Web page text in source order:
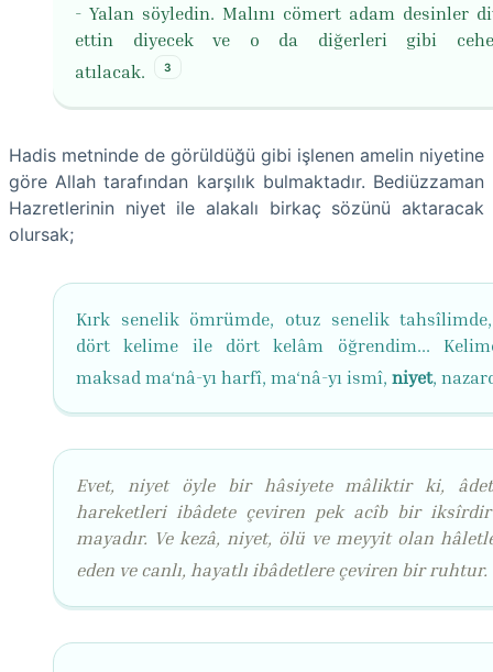
- Yalan söyledin. Malını cömert adam desinler
ettin diyecek ve o da diğerleri gibi
atılacak.
3
Hadis metninde de görüldüğü gibi işlenen amelin niyetine
göre Allah tarafından karşılık bulmaktadır. Bediüzzaman
Hazretlerinin niyet ile alakalı birkaç sözünü aktaracak
olursak;
Kırk senelik ömrümde, otuz senelik
dört kelime ile dört kelâm öğrendim...
maksad ma‘nâ-yı harfî, ma‘nâ-yı ismî, niyet,
Evet, niyet öyle bir hâsiyete mâliktir ki,
hareketleri ibâdete çeviren pek acîb bir
mayadır. Ve kezâ, niyet, ölü ve meyyit olan
eden ve canlı, hayatlı ibâdetlere çeviren bir ruhtur.